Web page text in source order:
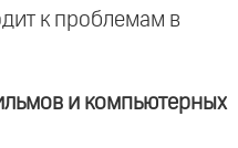
к проблемам в
и компьютерных